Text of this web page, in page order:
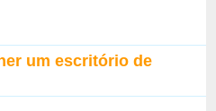
um escritório de